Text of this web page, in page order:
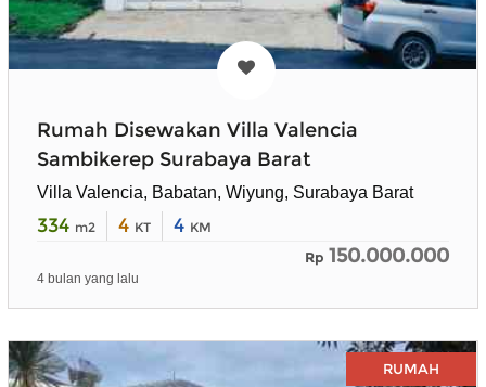
Rumah Disewakan Villa Valencia
Sambikerep Surabaya Barat
Villa Valencia, Babatan, Wiyung, Surabaya Barat
334 m2 4 KT 4 KM
Rp 150.000.000
4 bulan yang lalu
RUMAH